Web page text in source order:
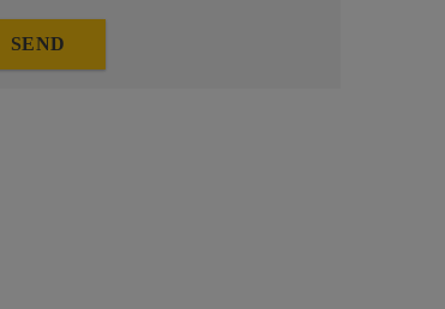
SEND